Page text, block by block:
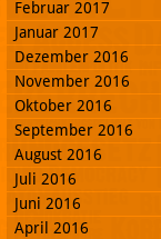
Februar 2017
Januar 2017
Dezember 2016
November 2016
Oktober 2016
September 2016
August 2016
Juli 2016
Juni 2016
April 2016